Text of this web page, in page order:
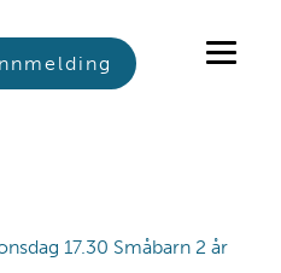
17.30 Småbarn 2 år